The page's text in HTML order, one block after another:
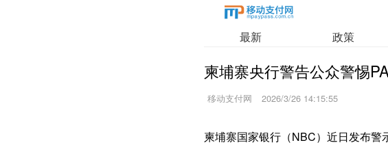
最新 政策
柬埔寨央行警告公众警惕
移动支付网 2026/3/26 14:15:55
柬埔寨国家银行（NBC）近日发布